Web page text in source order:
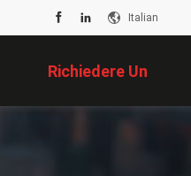
Italian
Richiedere Un
Preventivo